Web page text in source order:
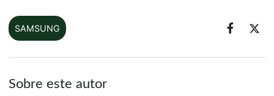
SAMSUNG
Sobre este autor